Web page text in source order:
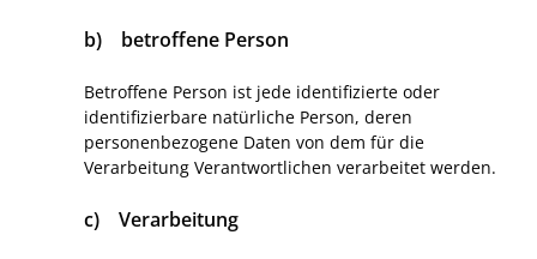
b) betroffene Person
Betroffene Person ist jede identifizierte oder
identifizierbare natürliche Person, deren
personenbezogene Daten von dem für die
Verarbeitung Verantwortlichen verarbeitet werden.
c) Verarbeitung